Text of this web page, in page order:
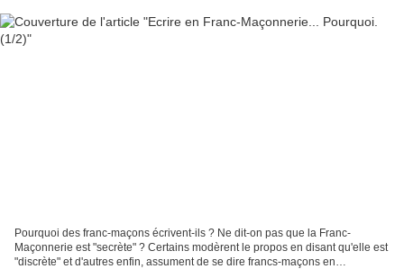
Pourquoi des franc-maçons écrivent-ils ? Ne dit-on pas que la Franc-
Maçonnerie est "secrète" ? Certains modèrent le propos en disant qu'elle est
"discrète" et d'autres enfin, assument de se dire francs-maçons en